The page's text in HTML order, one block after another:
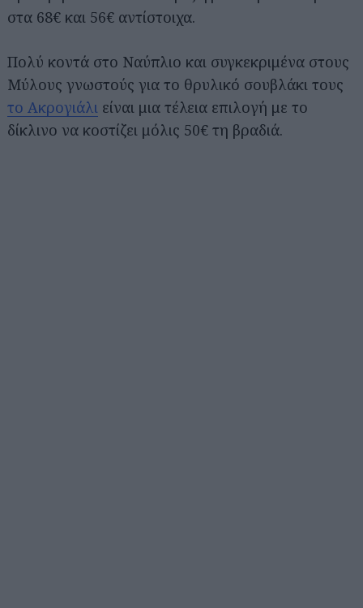
στα 68€ και 56€ αντίστοιχα.
Πολύ κοντά στο Ναύπλιο και συγκεκριμένα στους
Μύλους γνωστούς για το θρυλικό σουβλάκι τους
το Ακρογιάλι είναι μια τέλεια επιλογή με το
δίκλινο να κοστίζει μόλις 50€ τη βραδιά.